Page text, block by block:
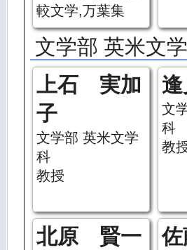
較文学,万葉集
文学部 英米文
上石 実加
子
文学部 英米文学
科
教授
文
科
教
北原 賢一